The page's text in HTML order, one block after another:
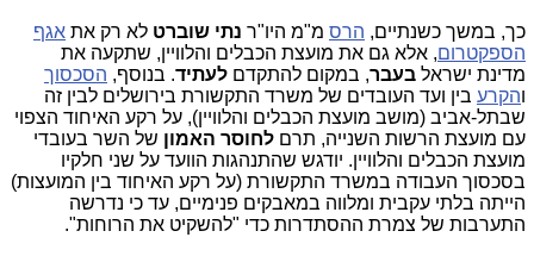
כך, במשך כשנתיים, הרס מ"מ היו"ר נתי שוברט לא רק את אגף
הספקטרום, אלא גם את מועצת הכבלים והלוויין, שתקעה את
מדינת ישראל בעבר, במקום להתקדם לעתיד. בנוסף, הסכסוך
והקרע בין ועד העובדים של משרד התקשורת בירושלים לבין זה
שבתל-אביב (מושב מועצת הכבלים והלוויין), על רקע האיחוד הצפוי
עם מועצת הרשות השנייה, תרם לחוסר האמון של השר בעובדי
מועצת הכבלים והלוויין. יודגש שהתנהגות הוועד על שני חלקיו
בסכסוך העבודה במשרד התקשורת (על רקע האיחוד בין המועצות)
הייתה בלתי עקבית ומלווה במאבקים פנימיים, עד כי נדרשה
התערבות של צמרת ההסתדרות כדי "להשקיט את הרוחות".